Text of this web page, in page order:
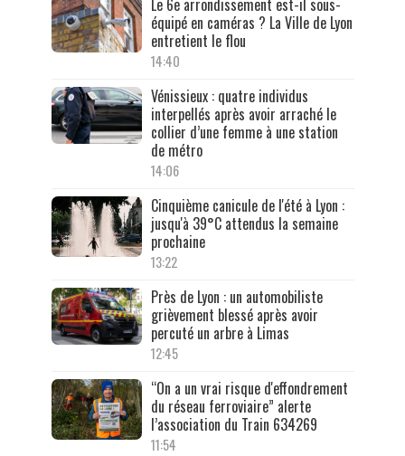
Le 6e arrondissement est-il sous-
équipé en caméras ? La Ville de Lyon
entretient le flou
14:40
Vénissieux : quatre individus
interpellés après avoir arraché le
collier d’une femme à une station
de métro
14:06
Cinquième canicule de l'été à Lyon :
jusqu'à 39°C attendus la semaine
prochaine
13:22
Près de Lyon : un automobiliste
grièvement blessé après avoir
percuté un arbre à Limas
12:45
“On a un vrai risque d'effondrement
du réseau ferroviaire” alerte
l’association du Train 634269
11:54